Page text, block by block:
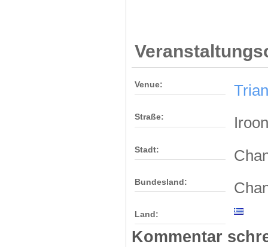
Venue:
Straße:
Stadt:
Bundesland:
Land:
Kommentar